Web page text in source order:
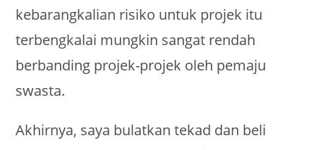
kebarangkalian risiko untuk projek itu
terbengkalai mungkin sangat rendah
berbanding projek-projek oleh pemaju
swasta.
Akhirnya, saya bulatkan tekad dan beli